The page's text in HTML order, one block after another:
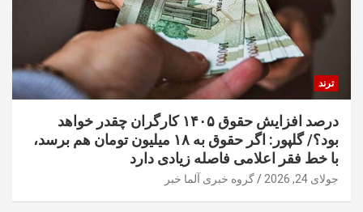
ترند
درصد افزایش حقوق ۱۴۰۵ کارگران چقدر خواهد
بود؟/ گلپور: اگر حقوق به ۱۸ میلیون تومان هم برسد،
با خط فقر اعلامی فاصله زیادی دارد
جولای 24, 2026 گروه خبری آلما خبر